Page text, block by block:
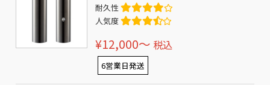
耐久性
人気度
¥12,000〜 税込
6営業日発送